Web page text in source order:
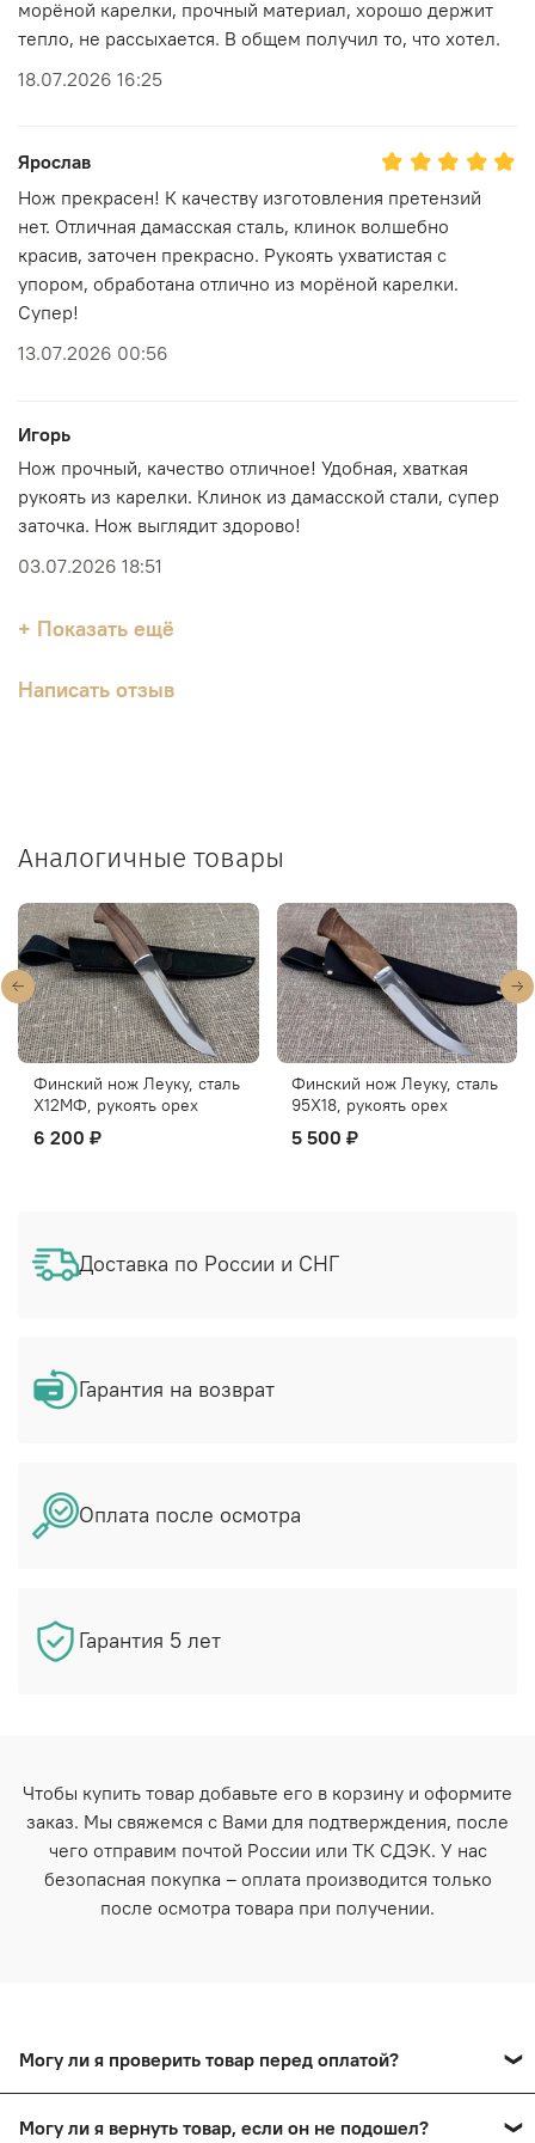
морёной карелки, прочный материал, хорошо держит
тепло, не рассыхается. В общем получил то, что хотел.
18.07.2026 16:25
Ярослав
Нож прекрасен! К качеству изготовления претензий
нет. Отличная дамасская сталь, клинок волшебно
красив, заточен прекрасно. Рукоять ухватистая с
упором, обработана отлично из морёной карелки.
Супер!
13.07.2026 00:56
Игорь
Нож прочный, качество отличное! Удобная, хваткая
рукоять из карелки. Клинок из дамасской стали, супер
заточка. Нож выглядит здорово!
03.07.2026 18:51
+ Показать ещё
Написать отзыв
Аналогичные товары
Финский нож Леуку, сталь
Х12МФ, рукоять орех
6 200 ₽
Финский нож Леуку, сталь
95Х18, рукоять орех
5 500 ₽
Доставка по России и СНГ
Гарантия на возврат
Оплата после осмотра
Гарантия 5 лет
Чтобы купить товар добавьте его в корзину и оформите
заказ. Мы свяжемся с Вами для подтверждения, после
чего отправим почтой России или ТК СДЭК. У нас
безопасная покупка – оплата производится только
после осмотра товара при получении.
Могу ли я проверить товар перед оплатой?
осмотра в пункте выдачи.
Могу ли я вернуть товар, если он не подошел?